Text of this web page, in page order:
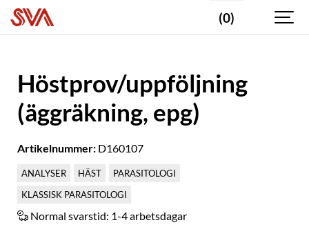
(0)
Höstprov/uppföljning
(äggräkning, epg)
Artikelnummer: D160107
ANALYSER HÄST
PARASITOLOGI
KLASSISK PARASITOLOGI
Normal svarstid: 1-4 arbetsdagar